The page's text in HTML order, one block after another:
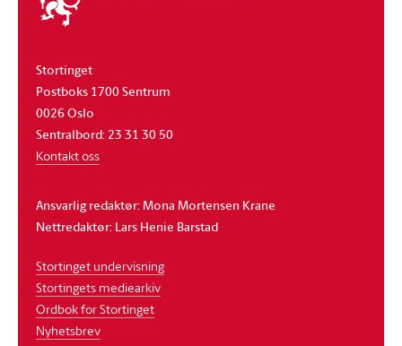
stortinget
Stortinget
Postboks 1700 Sentrum
0026 Oslo
Sentralbord: 23 31 30 50
Kontakt oss
Ansvarlig redaktør: Mona Mortensen Krane
Nettredaktør: Lars Henie Barstad
Stortinget undervisning
Stortingets mediearkiv
Ordbok for Stortinget
Nyhetsbrev